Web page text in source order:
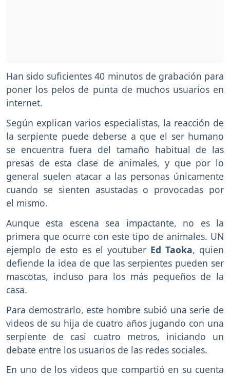
Han sido suficientes 40 minutos de grabación para
poner los pelos de punta de muchos usuarios en
internet.
Según explican varios especialistas, la reacción de
la serpiente puede deberse a que el ser humano
se encuentra fuera del tamaño habitual de las
presas de esta clase de animales, y que por lo
general suelen atacar a las personas únicamente
cuando se sienten asustadas o provocadas por
el mismo.
Aunque esta escena sea impactante, no es la
primera que ocurre con este tipo de animales. UN
ejemplo de esto es el youtuber Ed Taoka, quien
defiende la idea de que las serpientes pueden ser
mascotas, incluso para los más pequeños de la
casa.
Para demostrarlo, este hombre subió una serie de
videos de su hija de cuatro años jugando con una
serpiente de casi cuatro metros, iniciando un
debate entre los usuarios de las redes sociales.
En uno de los videos que compartió en su cuenta